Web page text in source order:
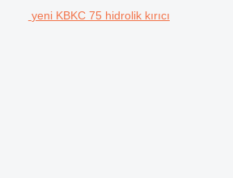
yeni KBKC 75 hidrolik kırıcı